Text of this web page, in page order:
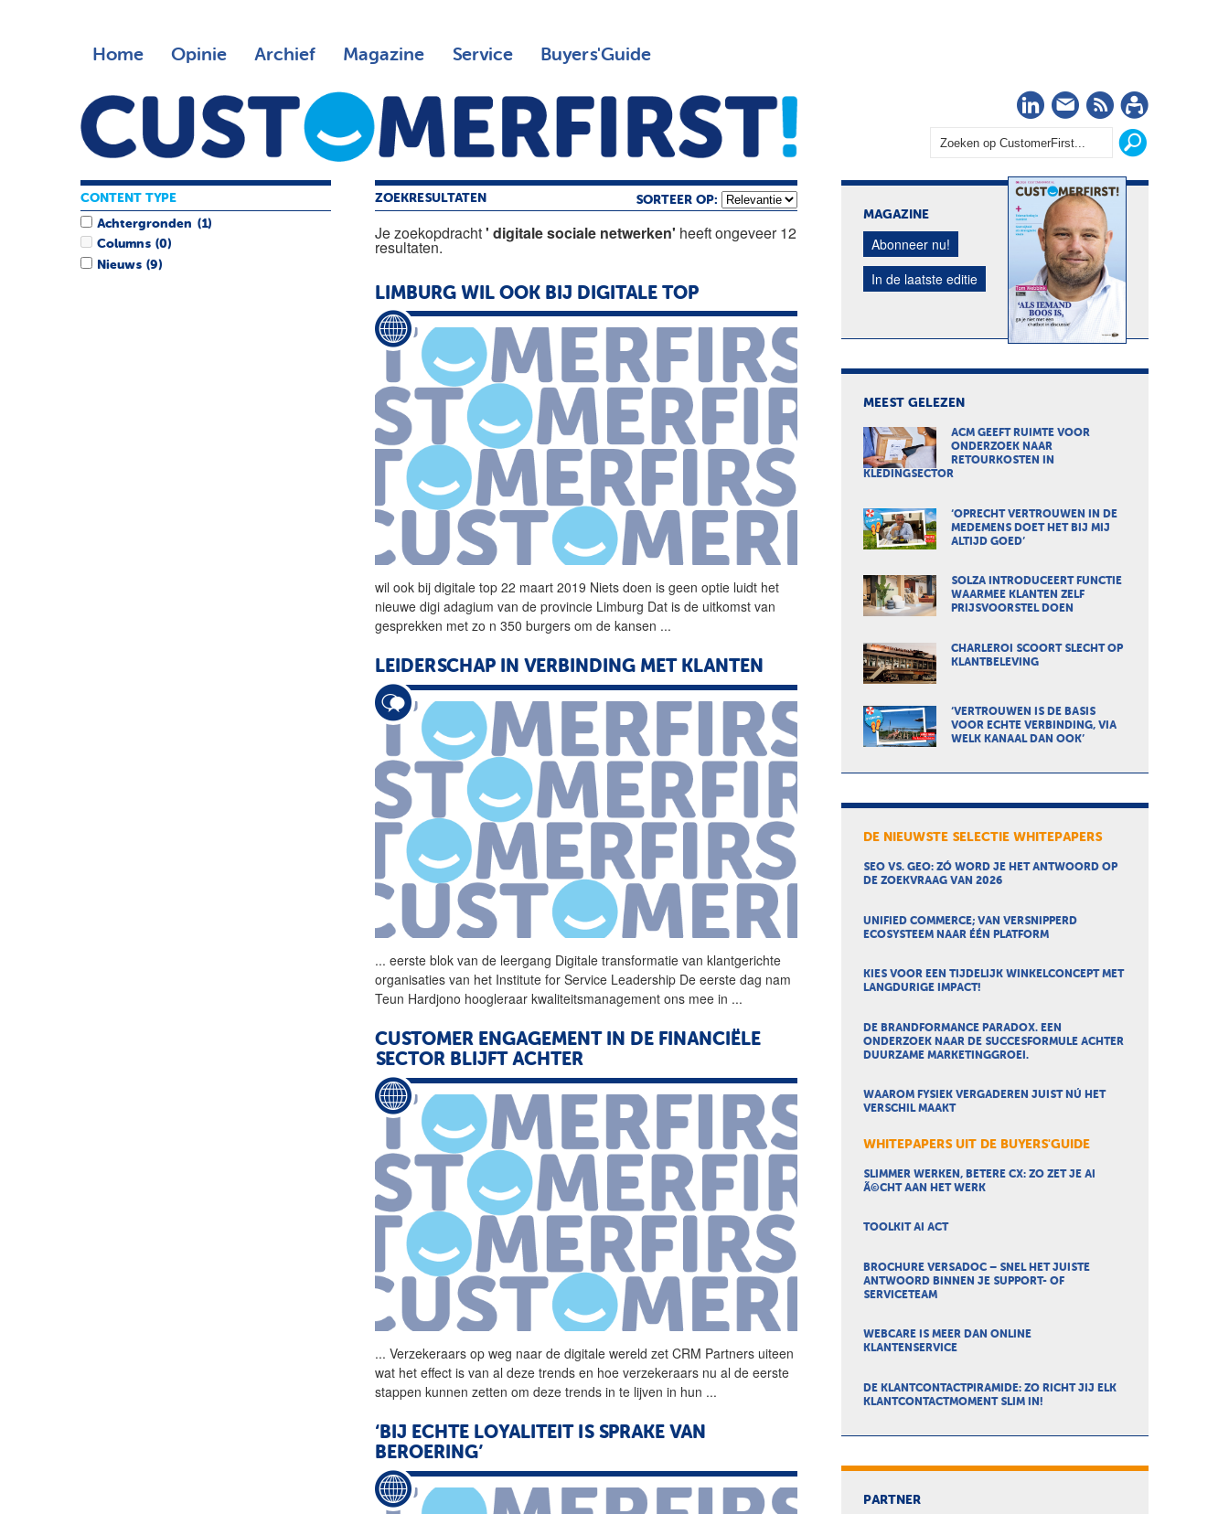
Home Opinie Archief Magazine Service Buyers'Guide
LinkedIn
Nieuwsbrief
RSS
ZOEKRESULTATEN SORTEER OP:
Je zoekopdracht' digitale sociale netwerken' heeft ongeveer 12
resultaten.
LIMBURG WIL OOK BIJ DIGITALE TOP
wil ook bijdigitale top 22 maart 2019 Niets doen is geen optie luidt het
nieuwe digi adagium van de provincie Limburg Dat is de uitkomst van
gesprekken met zo n 350 burgers om de kansen ...
LEIDERSCHAP IN VERBINDING MET KLANTEN
... eerste blok van de leergang Digitale transformatie van klantgerichte
organisaties van het Institute for Service Leadership De eerste dag nam
Teun Hardjono hoogleraar kwaliteitsmanagement ons mee in ...
CUSTOMER ENGAGEMENT IN DE FINANCIËLE
SECTOR BLIJFT ACHTER
... Verzekeraars op weg naar dedigitale wereld zet CRM Partners uiteen
wat het effect is van al deze trends en hoe verzekeraars nu al de eerste
stappen kunnen zetten om deze trends in te lijven in hun ...
‘BIJ ECHTE LOYALITEIT IS SPRAKE VAN
BEROERING’
CONTENT TYPE
Achtergronden (1)
Columns (0)
Nieuws (9)
MAGAZINE
Abonneer nu!
In de laatste editie
MEEST GELEZEN
ACM GEEFT RUIMTE VOOR
ONDERZOEK NAAR
RETOURKOSTEN IN
KLEDINGSECTOR
‘OPRECHT VERTROUWEN IN DE
MEDEMENS DOET HET BIJ MIJ
ALTIJD GOED’
SOLZA INTRODUCEERT FUNCTIE
WAARMEE KLANTEN ZELF
PRIJSVOORSTEL DOEN
CHARLEROI SCOORT SLECHT OP
KLANTBELEVING
‘VERTROUWEN IS DE BASIS
VOOR ECHTE VERBINDING, VIA
WELK KANAAL DAN OOK’
DE NIEUWSTE SELECTIE WHITEPAPERS
SEO VS. GEO: ZÓ WORD JE HET ANTWOORD OP
DE ZOEKVRAAG VAN 2026
UNIFIED COMMERCE; VAN VERSNIPPERD
ECOSYSTEEM NAAR ÉÉN PLATFORM
KIES VOOR EEN TIJDELIJK WINKELCONCEPT MET
LANGDURIGE IMPACT!
DE BRANDFORMANCE PARADOX. EEN
ONDERZOEK NAAR DE SUCCESFORMULE ACHTER
DUURZAME MARKETINGGROEI.
WAAROM FYSIEK VERGADEREN JUIST NÚ HET
VERSCHIL MAAKT
WHITEPAPERS UIT DE BUYERS'GUIDE
SLIMMER WERKEN, BETERE CX: ZO ZET JE AI
Ã©CHT AAN HET WERK
TOOLKIT AI ACT
BROCHURE VERSADOC – SNEL HET JUISTE
ANTWOORD BINNEN JE SUPPORT- OF
SERVICETEAM
WEBCARE IS MEER DAN ONLINE
KLANTENSERVICE
DE KLANTCONTACTPIRAMIDE: ZO RICHT JIJ ELK
KLANTCONTACTMOMENT SLIM IN!
PARTNER